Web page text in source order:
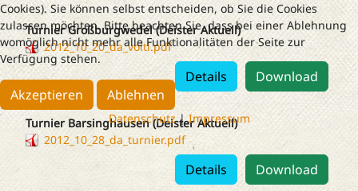
Turnier Großburgwedel (Deister Aktuell)
2012_10_20_da_volti.pdf
Download
Details
Turnier Barsinghausen (Deister Aktuell)
2012_10_28_da_turnier.pdf
Download
Details
Cookies). Sie können selbst entscheiden, ob Sie die Cookies
zulassen möchten. Bitte beachten Sie, dass bei einer Ablehnung
womöglich nicht mehr alle Funktionalitäten der Seite zur
Verfügung stehen.
Akzeptieren Ablehnen
Datenschutz|Impressum